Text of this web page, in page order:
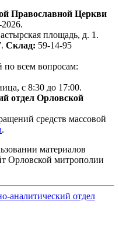
Православной Церкви
площадь, д. 1.
Склад: 59-14-95
по всем вопросам:
с 8:30 до 17:00.
отдел Орловской
средств массовой
.
материалов
Орловской митрополии
аналитический отдел